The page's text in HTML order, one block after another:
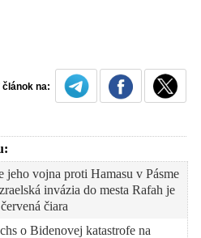
na:
vojna proti Hamasu v Pásme
invázia do mesta Rafah je
čiara
o Bidenovej katastrofe na